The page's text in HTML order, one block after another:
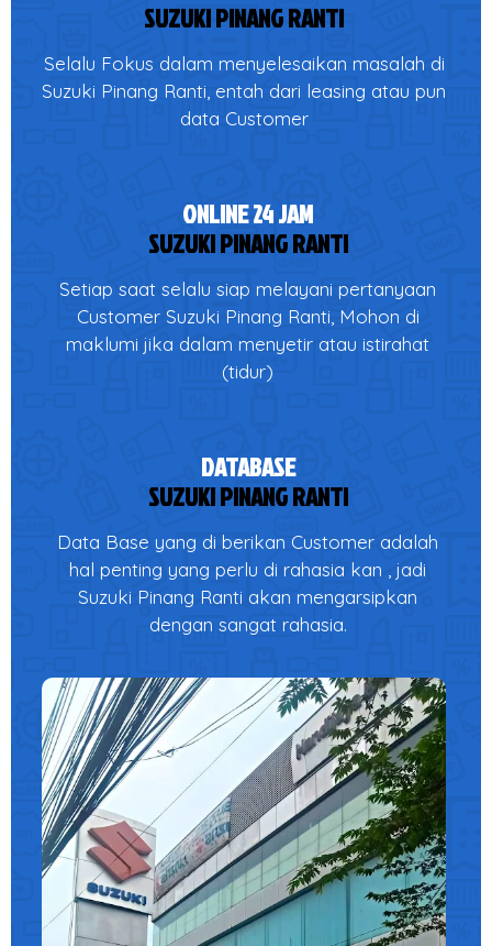
SUZUKI PINANG RANTI
Selalu Fokus dalam menyelesaikan masalah di
Suzuki Pinang Ranti, entah dari leasing atau pun
data Customer
ONLINE 24 JAM
SUZUKI PINANG RANTI
Setiap saat selalu siap melayani pertanyaan
Customer Suzuki Pinang Ranti, Mohon di
maklumi jika dalam menyetir atau istirahat
(tidur)
DATABASE
SUZUKI PINANG RANTI
Data Base yang di berikan Customer adalah
hal penting yang perlu di rahasia kan , jadi
Suzuki Pinang Ranti akan mengarsipkan
dengan sangat rahasia.